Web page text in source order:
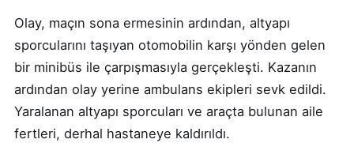
Olay, maçın sona ermesinin ardından, altyapı
sporcularını taşıyan otomobilin karşı yönden gelen
bir minibüs ile çarpışmasıyla gerçekleşti. Kazanın
ardından olay yerine ambulans ekipleri sevk edildi.
Yaralanan altyapı sporcuları ve araçta bulunan aile
fertleri, derhal hastaneye kaldırıldı.